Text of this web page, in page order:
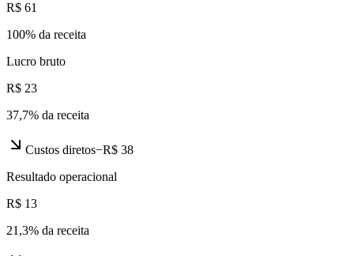
R$ 61
100% da receita
Lucro bruto
R$ 23
37,7% da receita
Custos diretos−R$ 38
Resultado operacional
R$ 13
21,3% da receita